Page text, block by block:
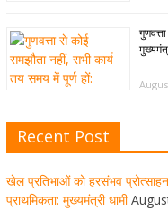
Recent Post
खेल प्रतिभाओं को हरसंभव
प्राथमिकता: मुख्यमंत्री धामी